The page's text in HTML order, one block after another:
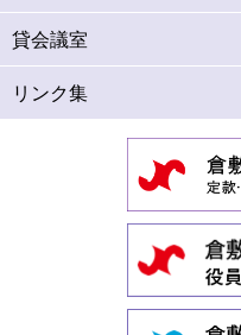
貸会議室
リンク集